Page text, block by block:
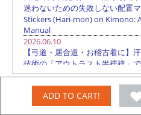
ADD TO CART!
Kyoto Kimono kohbou
Kyoto Chamber of Commerce